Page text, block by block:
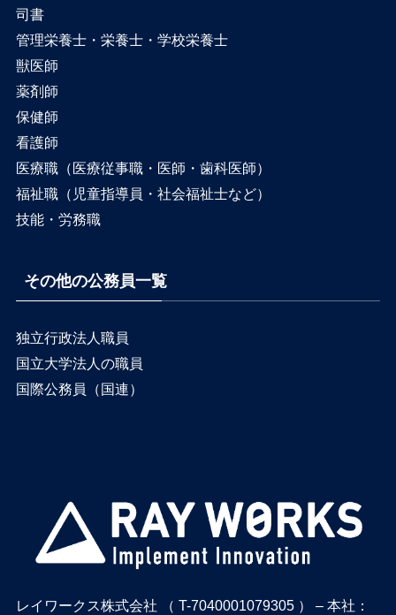
司書
管理栄養士・栄養士・学校栄養士
獣医師
薬剤師
保健師
看護師
医療職（医療従事職・医師・歯科医師）
福祉職（児童指導員・社会福祉士など）
技能・労務職
その他の公務員一覧
独立行政法人職員
国立大学法人の職員
国際公務員（国連）
レイワークス株式会社 （ T-7040001079305 ） – 本社：